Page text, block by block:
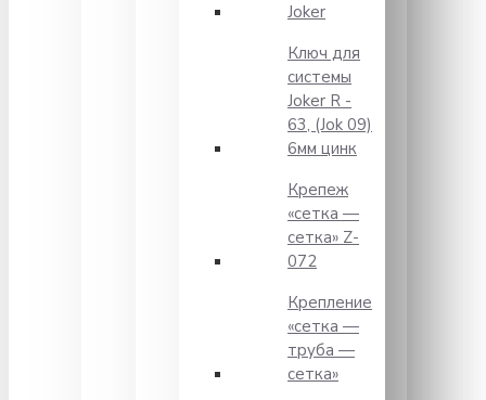
Joker
Ключ для
системы
Joker R -
63, (Jok 09)
6мм цинк
Крепеж
«сетка —
сетка» Z-
072
Крепление
«сетка —
труба —
сетка»